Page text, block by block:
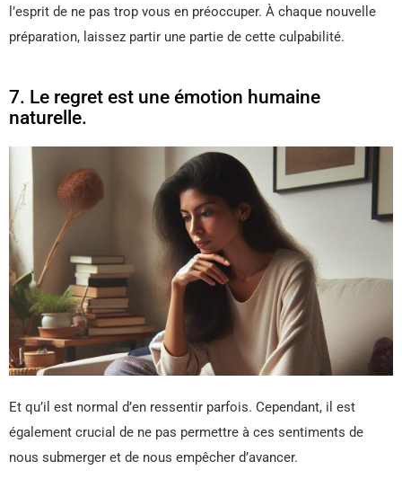
l’esprit de ne pas trop vous en préoccuper. À chaque nouvelle
préparation, laissez partir une partie de cette culpabilité.
7. Le regret est une émotion humaine
naturelle.
Et qu’il est normal d’en ressentir parfois. Cependant, il est
également crucial de ne pas permettre à ces sentiments de
nous submerger et de nous empêcher d’avancer.